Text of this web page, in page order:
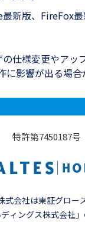
新版、FireFox
仕様変更やアッ
に影響が出る場合
特許第7450187号
式会社は東証グロー
ディングス株式会社